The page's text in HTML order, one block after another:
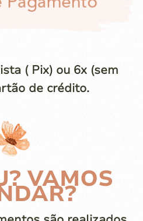
( Pix) ou 6x (sem
de crédito.
VAMOS